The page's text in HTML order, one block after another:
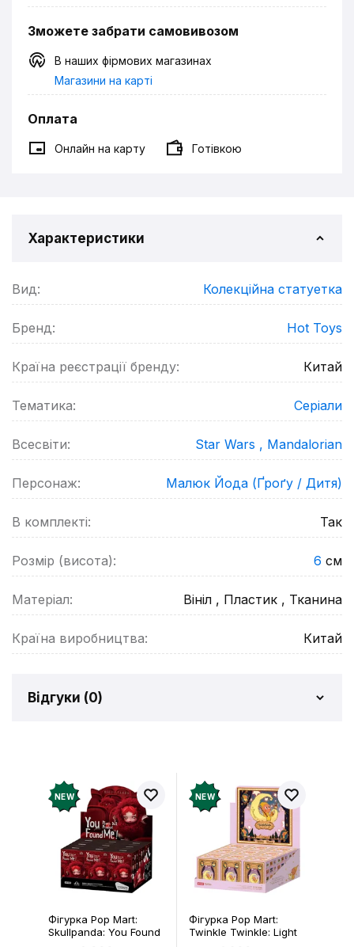
Зможете забрати самовивозом
В наших фірмових магазинах
Магазини на карті
Оплата
Онлайн на карту Готівкою
Характеристики
Вид: Колекційна статуетка
Бренд: Hot Toys
Країна реєстрації бренду: Китай
Тематика: Серіали
Всесвіти: Star Wars , Mandalorian
Персонаж: Малюк Йода (Ґроґу / Дитя)
В комплекті: Так
Розмір (висота): 6 см
Матеріал: Вініл , Пластик , Тканина
Країна виробництва: Китай
Відгуки (0)
Додайте відгук і отримайте 50 грн на свій
рахунок
Залишити відгук
NEW
Фігурка Pop Mart:
Skullpanda: You Found
NEW
Фігурка Pop Mart:
Twinkle Twinkle: Light